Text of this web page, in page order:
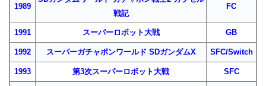
1989
戦記
FC
1991 スーパーロボット大戦 GB
1992 スーパーガチャポンワールド SDガンダムX SFC/Switch
1993 第3次スーパーロボット大戦 SFC